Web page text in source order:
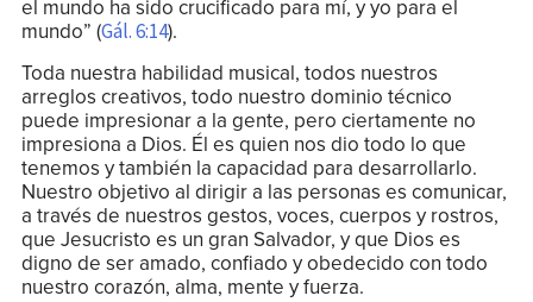
el mundo ha sido crucificado para mí, y yo para el
mundo” (Gál. 6:14).
Toda nuestra habilidad musical, todos nuestros
arreglos creativos, todo nuestro dominio técnico
puede impresionar a la gente, pero ciertamente no
impresiona a Dios. Él es quien nos dio todo lo que
tenemos y también la capacidad para desarrollarlo.
Nuestro objetivo al dirigir a las personas es comunicar,
a través de nuestros gestos, voces, cuerpos y rostros,
que Jesucristo es un gran Salvador, y que Dios es
digno de ser amado, confiado y obedecido con todo
nuestro corazón, alma, mente y fuerza.